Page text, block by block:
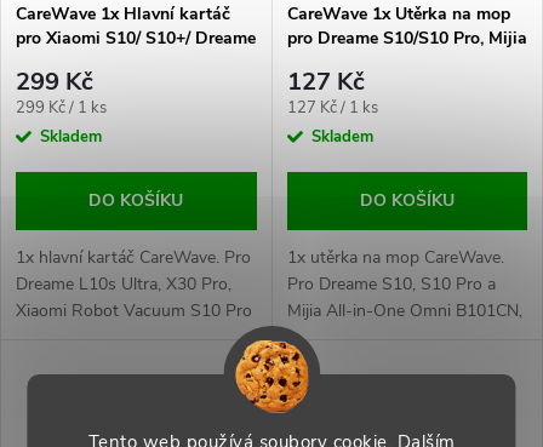
Tento web používá soubory cookie. Dalším
CareWave 1x Hlavní kartáč
pro Xiaomi S10/ S10+/ Dreame
299 Kč
Měrná
cena:
299 Kč / 1 ks
Skladem
DO KOŠÍKU
1x hlavní kartáč CareWave. Pro
Dreame L10s Ultra, X30 Pro,
Xiaomi Robot Vacuum S10 Pro
CareWave 1x Utěrka na mop
pro Dreame S10/S10 Pro, Mijia
127 Kč
Měrná
cena:
127 Kč / 1 ks
Skladem
DO KOŠÍKU
1x utěrka na mop CareWave.
Pro Dreame S10, S10 Pro a
Mijia All-in-One Omni B101CN,
efektivní čištění podlah.